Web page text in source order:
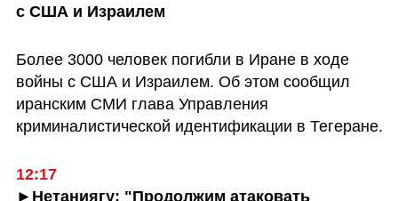
с США и Израилем
Более 3000 человек погибли в Иране в ходе
войны с США и Израилем. Об этом сообщил
иранским СМИ глава Управления
криминалистической идентификации в Тегеране.
12:17
►Нетаниягу: "Продолжим атаковать